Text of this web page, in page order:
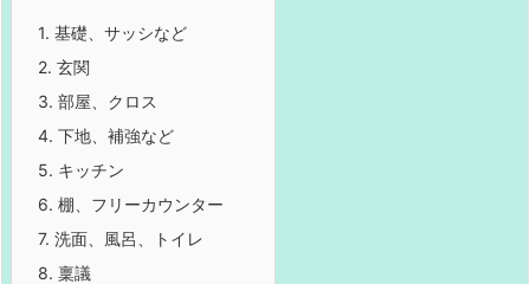
1. 基礎、サッシなど
2. 玄関
3. 部屋、クロス
4. 下地、補強など
5. キッチン
6. 棚、フリーカウンター
7. 洗面、風呂、トイレ
8. 稟議